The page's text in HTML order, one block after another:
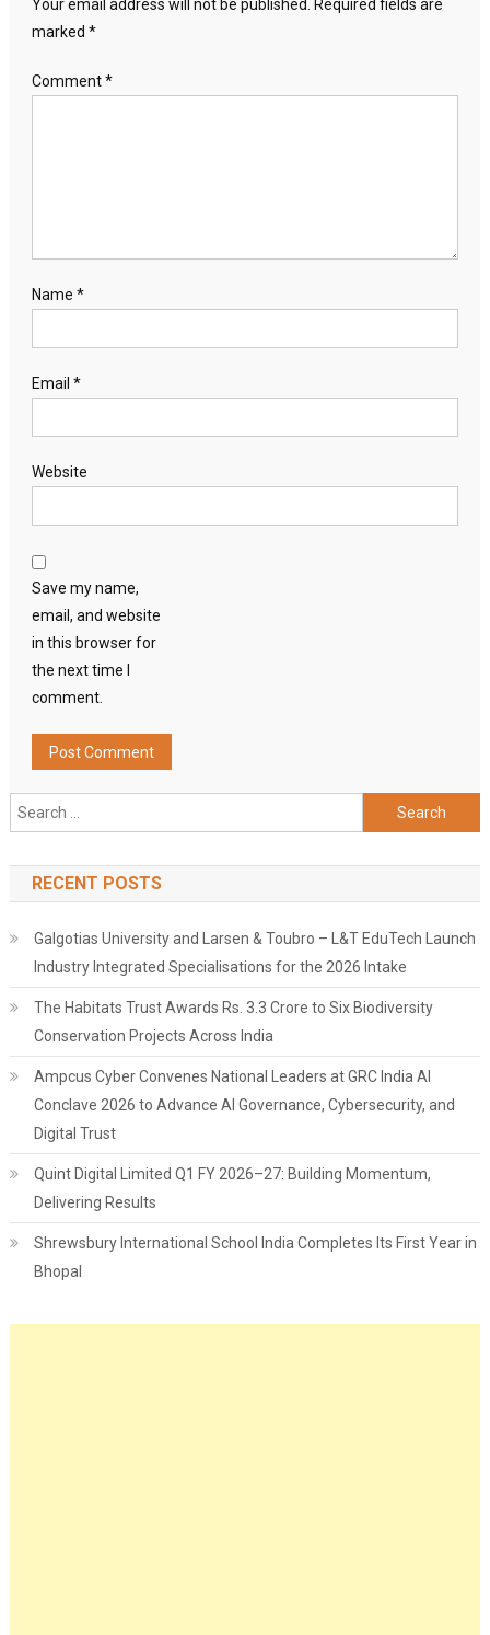
Your email address will not be published.
Required fields are
marked *
Comment*
Name *
Email *
Website
Save my name,
email, and website
in this browser for
the next time I
comment.
Search
for:
RECENT POSTS
Galgotias University and Larsen & Toubro – L&T EduTech Launch
Industry Integrated Specialisations for the 2026 Intake
The Habitats Trust Awards Rs. 3.3 Crore to Six Biodiversity
Conservation Projects Across India
Ampcus Cyber Convenes National Leaders at GRC India AI
Conclave 2026 to Advance AI Governance, Cybersecurity, and
Digital Trust
Quint Digital Limited Q1 FY 2026–27: Building Momentum,
Delivering Results
Shrewsbury International School India Completes Its First Year in
Bhopal